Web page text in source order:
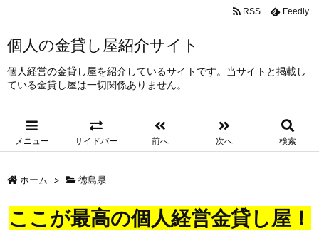
個人の金貸し屋紹介サイト
個人経営の金貸し屋を紹介しているサイトです。当サイトと掲載し
ている金貸し屋は一切関係ありません。
メニュー サイドバー 前へ 次へ 検索
RSS Feedly
ホーム > 徳島県
ここが最高の個人経営金貸し屋！